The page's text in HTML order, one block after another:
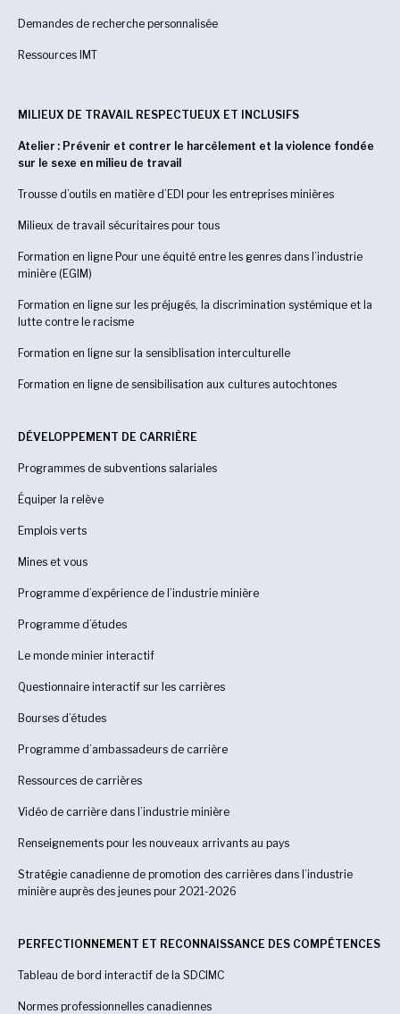
Demandes de recherche personnalisée
Ressources IMT
MILIEUX DE TRAVAIL RESPECTUEUX ET INCLUSIFS
Atelier : Prévenir et contrer le harcèlement et la violence fondée
sur le sexe en milieu de travail
Trousse d’outils en matière d’EDI pour les entreprises minières
Milieux de travail sécuritaires pour tous
Formation en ligne Pour une équité entre les genres dans l’industrie
minière (EGIM)
Formation en ligne sur les préjugés, la discrimination systémique et la
lutte contre le racisme
Formation en ligne sur la sensiblisation interculturelle
Formation en ligne de sensibilisation aux cultures autochtones
DÉVELOPPEMENT DE CARRIÈRE
Programmes de subventions salariales
Équiper la relève
Emplois verts
Mines et vous
Programme d’expérience de l’industrie minière
Programme d’études
Le monde minier interactif
Questionnaire interactif sur les carrières
Bourses d’études
Programme d’ambassadeurs de carrière
Ressources de carrières
Vidéo de carrière dans l’industrie minière
Renseignements pour les nouveaux arrivants au pays
Stratégie canadienne de promotion des carrières dans l’industrie
minière auprès des jeunes pour 2021-2026
PERFECTIONNEMENT ET RECONNAISSANCE DES COMPÉTENCES
Tableau de bord interactif de la SDCIMC
Normes professionnelles canadiennes